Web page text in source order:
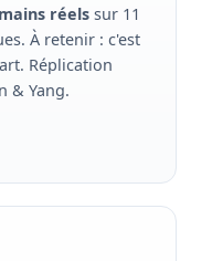
réels sur 11
À retenir : c'est
Réplication
& Yang.